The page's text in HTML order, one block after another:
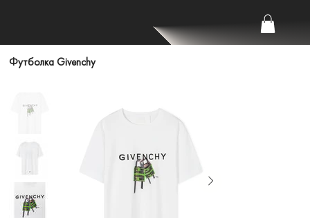
Футболка Givenchy